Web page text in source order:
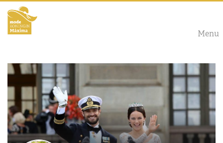
Menu